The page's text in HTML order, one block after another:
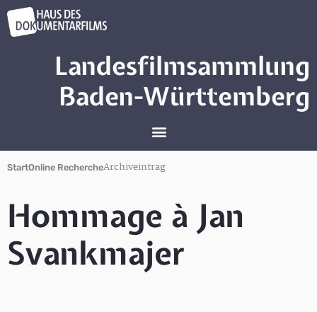
Landesfilmsammlung
Baden-Württemberg
StartOnline RechercheArchiveintrag
Hommage à Jan
Svankmajer